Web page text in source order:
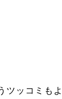
ツッコミも